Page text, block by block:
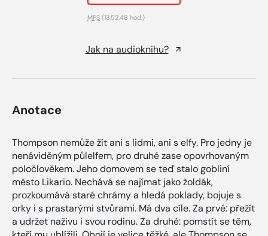
MP3 (13:52:48 hod.)
Jak na audioknihu?
Anotace
Thompson nemůže žít ani s lidmi, ani s elfy. Pro jedny je
nenáviděným půlelfem, pro druhé zase opovrhovaným
poločlověkem. Jeho domovem se teď stalo gobliní
město Likario. Nechává se najímat jako žoldák,
prozkoumává staré chrámy a hledá poklady, bojuje s
orky i s prastarými stvůrami. Má dva cíle. Za prvé: přežít
a udržet naživu i svou rodinu. Za druhé: pomstít se těm,